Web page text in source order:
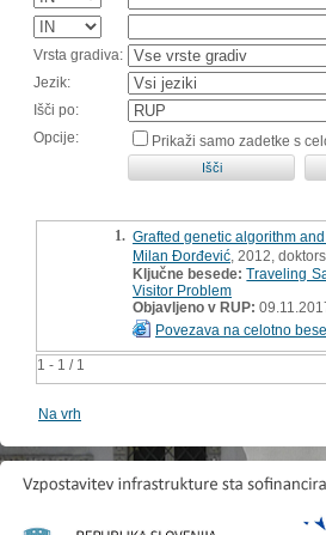
Vrsta gradiva:
Jezik:
Išči po:
Opcije:
Prikaži samo zadetke s
1 - 1 / 1
1. Grafted genetic algorithm
Milan Đorđević , 2012,
Ključne besede: Traveling
Visitor Problem
Objavljeno v RUP:
Povezava na celotno
Na vrh